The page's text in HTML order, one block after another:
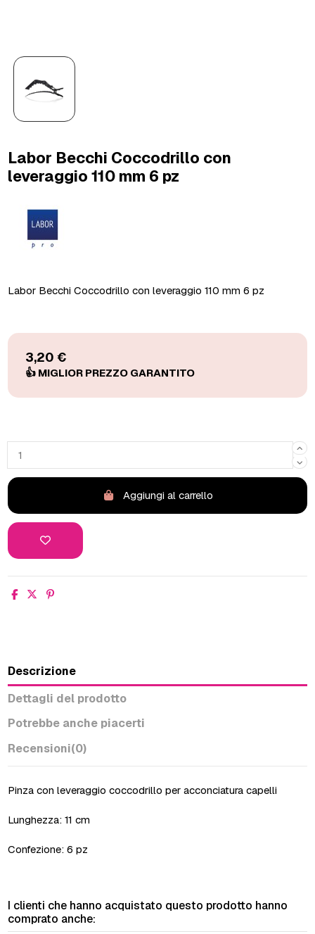
Labor Becchi Coccodrillo con
leveraggio 110 mm 6 pz
Labor Becchi Coccodrillo con leveraggio 110 mm 6 pz
3,20 €
Aggiungi al carrello
Descrizione
Dettagli del prodotto
Potrebbe anche piacerti
Recensioni(0)
Pinza con leveraggio coccodrillo per acconciatura capelli
Lunghezza: 11 cm
Confezione: 6 pz
I clienti che hanno acquistato questo prodotto hanno
comprato anche: